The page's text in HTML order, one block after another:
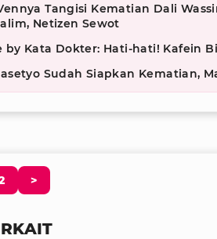
Tangisi Kematian Dali
Netizen Sewot
by Kata Dokter: Hati-hati! Kafein
Sudah Siapkan Kematian,
>